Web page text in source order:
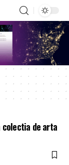
colectia de arta